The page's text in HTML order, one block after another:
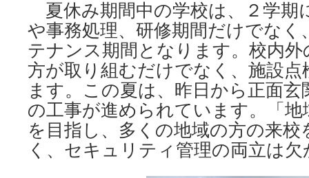
管
は
夏休み期間中の学校は、２学期
や事務処理、研修期間だけでなく
テナンス期間となります。校内
方が取り組むだけでなく、施設
ます。この夏は、昨日から正面
の工事が進められています。「
を目指し、多くの地域の方の来
く、セキュリティ管理の両立は